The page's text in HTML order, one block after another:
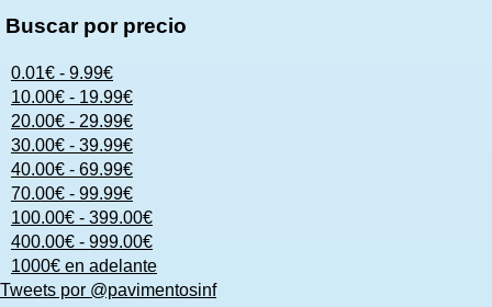
Buscar por precio
0.01€ - 9.99€
10.00€ - 19.99€
20.00€ - 29.99€
30.00€ - 39.99€
40.00€ - 69.99€
70.00€ - 99.99€
100.00€ - 399.00€
400.00€ - 999.00€
1000€ en adelante
Tweets por @pavimentosinf